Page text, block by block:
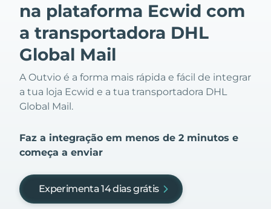
na plataforma Ecwid com
a transportadora DHL
Global Mail
A Outvio é a forma mais rápida e fácil de integrar
a tua loja Ecwid e a tua transportadora DHL
Global Mail.
Faz a integração em menos de 2 minutos e
começa a enviar
Experimenta 14 dias grátis